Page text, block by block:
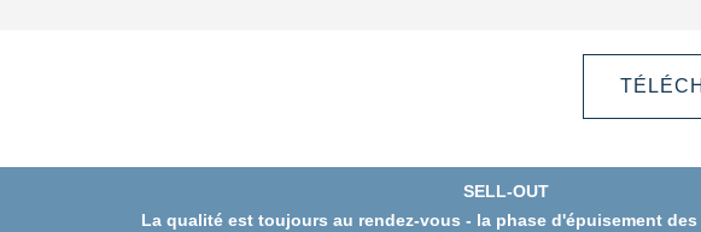
SELL-OUT
La qualité est toujours au rendez-vous - la phase d'épuisement